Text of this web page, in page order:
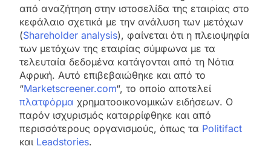
από αναζήτηση στην ιστοσελίδα της εταιρίας στο
κεφάλαιο σχετικά με την ανάλυση των μετόχων
(Shareholder analysis), φαίνεται ότι η πλειοψηφία
των μετόχων της εταιρίας σύμφωνα με τα
τελευταία δεδομένα κατάγονται από τη Νότια
Αφρική. Αυτό επιβεβαιώθηκε και από το
“Marketscreener.com“, το οποίο αποτελεί
πλατφόρμα χρηματοοικονομικών ειδήσεων. Ο
παρόν ισχυρισμός καταρρίφθηκε και από
περισσότερους οργανισμούς, όπως τα Politifact
και Leadstories.